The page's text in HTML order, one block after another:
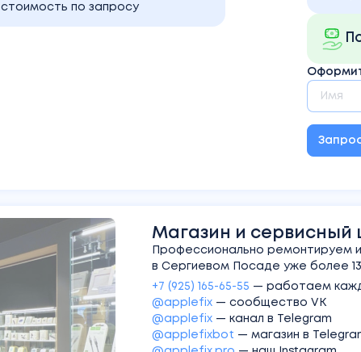
стоимость по запросу
Магазин и сервисный
Профессионально ремонтируем
в Сергиевом Посаде уже более
+7 (925) 165-65-55 — работаем
@applefix — сообщество VK
@applefix — канал в Telegram
@applefixbot — магазин в